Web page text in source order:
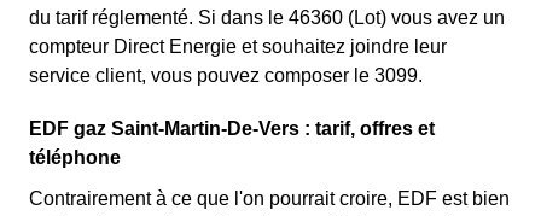
du tarif réglementé. Si dans le 46360 (Lot) vous avez un
compteur Direct Energie et souhaitez joindre leur
service client, vous pouvez composer le 3099.
EDF gaz Saint-Martin-De-Vers : tarif, offres et
téléphone
Contrairement à ce que l'on pourrait croire, EDF est bien